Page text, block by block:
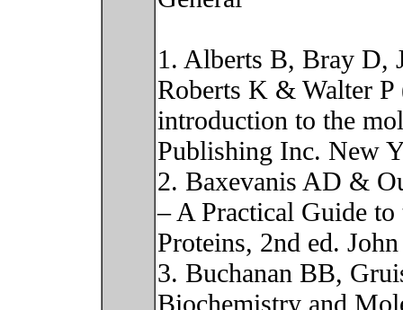
1. Alberts B, Bray D,
Roberts K & Walter
introduction to the
Publishing Inc. New
2. Baxevanis AD &
– A Practical Guide
Proteins, 2nd ed.
3. Buchanan BB,
Biochemistry and